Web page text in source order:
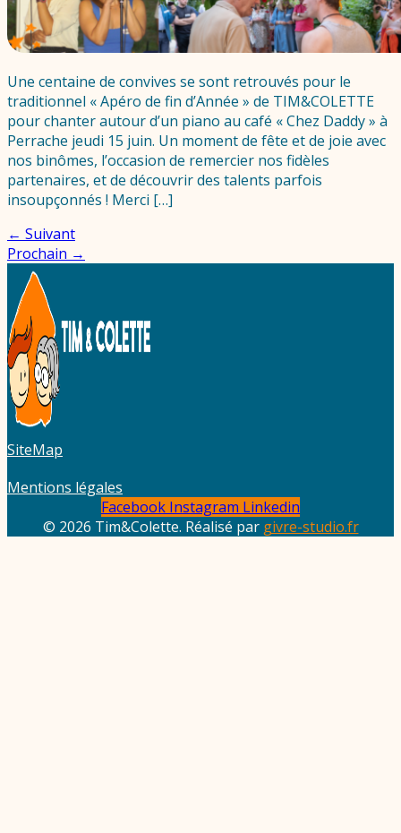
Une centaine de convives se sont retrouvés pour le
traditionnel « Apéro de fin d’Année » de TIM&COLETTE
pour chanter autour d’un piano au café « Chez Daddy » à
Perrache jeudi 15 juin. Un moment de fête et de joie avec
nos binômes, l’occasion de remercier nos fidèles
partenaires, et de découvrir des talents parfois
insoupçonnés ! Merci […]
← Suivant
Prochain →
SiteMap
Mentions légales
Facebook Instagram Linkedin
© 2026 Tim&Colette. Réalisé par givre-studio.fr